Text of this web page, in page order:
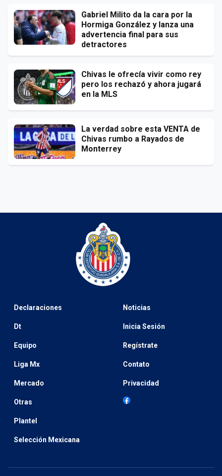
Gabriel Milito da la cara por la
Hormiga González y lanza una
advertencia final para sus
detractores
Chivas le ofrecía vivir como rey
pero los rechazó y ahora jugará
en la MLS
La verdad sobre esta VENTA de
Chivas rumbo a Rayados de
Monterrey
Declaraciones
Dt
Equipo
Liga Mx
Mercado
Otras
Plantel
Selección Mexicana
Noticias
Inicia Sesión
Regístrate
Contato
Privacidad